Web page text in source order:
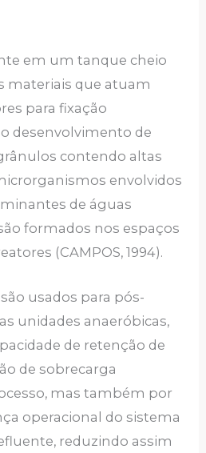
em um tanque cheio
materiais que atuam
para fixação
desenvolvimento de
contendo altas
envolvidos
de águas
formados nos espaços
(CAMPOS, 1994).
usados ​​para pós-
unidades anaeróbicas,
de retenção de
de sobrecarga
mas também por
operacional do sistema
reduzindo assim